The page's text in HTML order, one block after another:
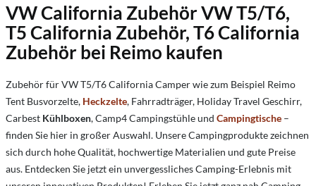
VW California Zubehör VW T5/T6,
T5 California Zubehör, T6 California
Zubehör bei Reimo kaufen
Zubehör für VW T5/T6 California Camper wie zum Beispiel Reimo
Tent Busvorzelte, Heckzelte, Fahrradträger, Holiday Travel Geschirr,
Carbest Kühlboxen, Camp4 Campingstühle und Campingtische –
finden Sie hier in großer Auswahl. Unsere Campingprodukte zeichnen
sich durch hohe Qualität, hochwertige Materialien und gute Preise
aus. Entdecken Sie jetzt ein unvergessliches Camping-Erlebnis mit